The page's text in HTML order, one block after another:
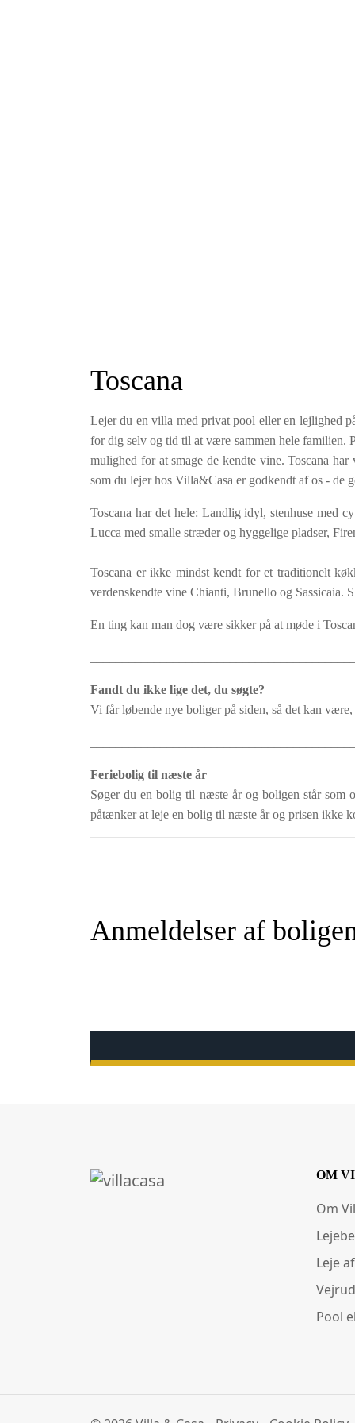
Toscana
Lejer du en villa med privat pool eller en lejlighed
for dig selv og tid til at være sammen hele familien.
mulighed for at smage de kendte vine. Toscana
som du lejer hos Villa&Casa er godkendt af os - de
Toscana har det hele: Landlig idyl, stenhuse med
Lucca med smalle stræder og hyggelige pladser,
Toscana er ikke mindst kendt for et traditionelt
verdenskendte vine Chianti, Brunello og Sassicaia.
En ting kan man dog være sikker på at møde i
Fandt du ikke lige det, du søgte?
Vi får løbende nye boliger på siden, så det kan
Feriebolig til næste år
Søger du en bolig til næste år og boligen står
påtænker at leje en bolig til næste år og prisen ikke
Anmeldelser af
OM
Om
Leje
Pool